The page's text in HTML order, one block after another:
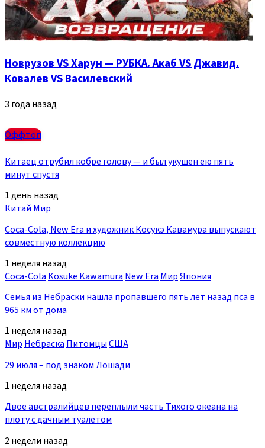
Новрузов VS Харун — РУБКА. Акаб VS Джавид.
Ковалев VS Василевский
3 года назад
Оффтоп
Китаец отрубил кобре голову — и был укушен ею пять
минут спустя
1 день назад
Китай Мир
Coca-Cola, New Era и художник Косукэ Кавамура выпускают
совместную коллекцию
1 неделя назад
Coca-Cola Kosuke Kawamura New Era МирЯпония
Семья из Небраски нашла пропавшего пять лет назад пса в
965 км от дома
1 неделя назад
МирНебраскаПитомцыСША
29 июля – под знаком Лошади
1 неделя назад
Двое австралийцев переплыли часть Тихого океана на
плоту с дачным туалетом
2 недели назад